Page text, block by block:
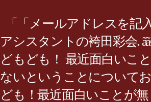
「「メールアドレスを記
アシスタントの袴田彩会.
どもども！ 最近面白いこ
ないということについて
ども！最近面白いことが